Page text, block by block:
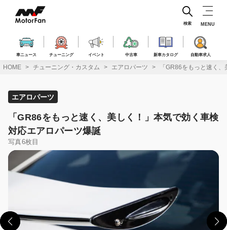
ス
車ニュース チューニング イベント 中古車 新車カタログ 自動車求人
検索 MENU
HOME チューニング・カスタム エアロパーツ 「GR86をもっと速く
エアロパーツ
「GR86をもっと速く、美しく！」本気で効く車検
対応エアロパーツ爆誕
写真6枚目